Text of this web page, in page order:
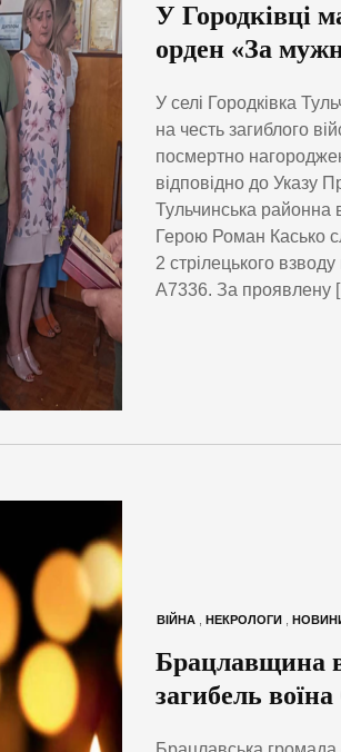
У Городківці
орден «За
У селі Городківка
на честь загиблого
посмертно
відповідно до Указу
Тульчинська районна
Герою Роман Касько
2 стрілецького
А7336. За проявлену
ВІЙНА , НЕКРОЛОГИ ,
Брацлавщина
загибель